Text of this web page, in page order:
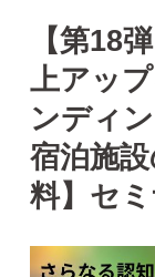
【第18
上アッ
ンディ
宿泊施
料】セ